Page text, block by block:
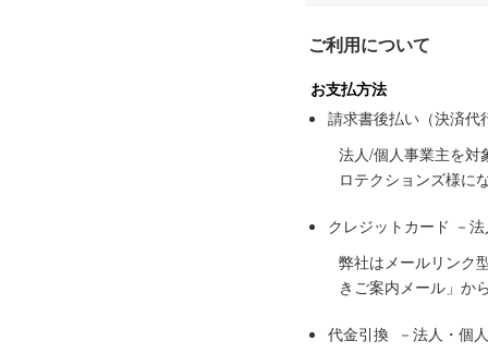
ご利用について
お支払方法
請求書後払い（決済代
法人/個人事業主を対
ロテクションズ様に
クレジットカード －
弊社はメールリンク
きご案内メール」か
代金引換 －法人・個